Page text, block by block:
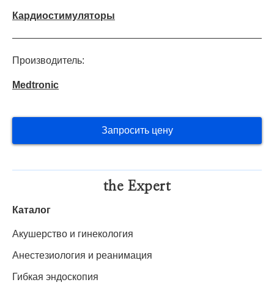
Кардиостимуляторы
Производитель:
Medtronic
Запросить цену
the Expert
Каталог
Акушерство и гинекология
Анестезиология и реанимация
Гибкая эндоскопия